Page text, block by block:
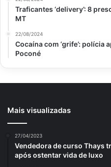
geralmente após o segundo
desabrochando perfumosas
colheita dos frutos, por sua
realizada a partir do terceiro
Traficantes ‘delivery’: 8
MT
22/08/2024
Cocaína com ‘grife’: polícia
Poconé
Mais visualizadas
27/04/2023
Vendedora de curso Thays
após ostentar vida de luxo